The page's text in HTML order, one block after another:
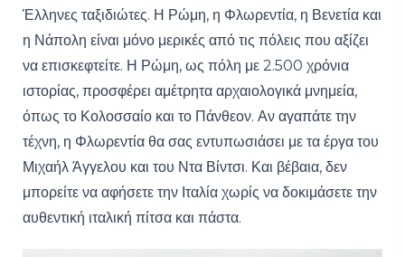
Έλληνες ταξιδιώτες. Η Ρώμη, η Φλωρεντία, η Βενετία και
η Νάπολη είναι μόνο μερικές από τις πόλεις που αξίζει
να επισκεφτείτε. Η Ρώμη, ως πόλη με 2.500 χρόνια
ιστορίας, προσφέρει αμέτρητα αρχαιολογικά μνημεία,
όπως το Κολοσσαίο και το Πάνθεον. Αν αγαπάτε την
τέχνη, η Φλωρεντία θα σας εντυπωσιάσει με τα έργα του
Μιχαήλ Άγγελου και του Ντα Βίντσι. Και βέβαια, δεν
μπορείτε να αφήσετε την Ιταλία χωρίς να δοκιμάσετε την
αυθεντική ιταλική πίτσα και πάστα.